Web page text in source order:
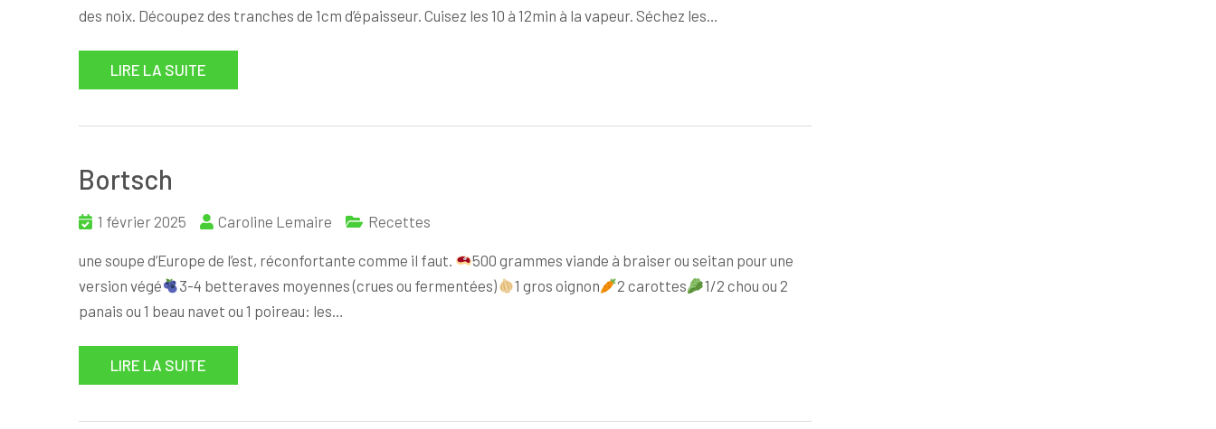
des noix. Découpez des tranches de 1cm d’épaisseur. Cuisez les 10 à 12min à la vapeur. Séchez les…
LIRE LA SUITE
Bortsch
1 février 2025 Caroline Lemaire Recettes
une soupe d’Europe de l’est, réconfortante comme il faut.
500 grammes viande à braiser ou seitan pour une
version végé
3-4 betteraves moyennes (crues ou fermentées) 1 gros oignon 2 carottes
1/2 chou ou 2
panais ou 1 beau navet ou 1 poireau: les…
LIRE LA SUITE